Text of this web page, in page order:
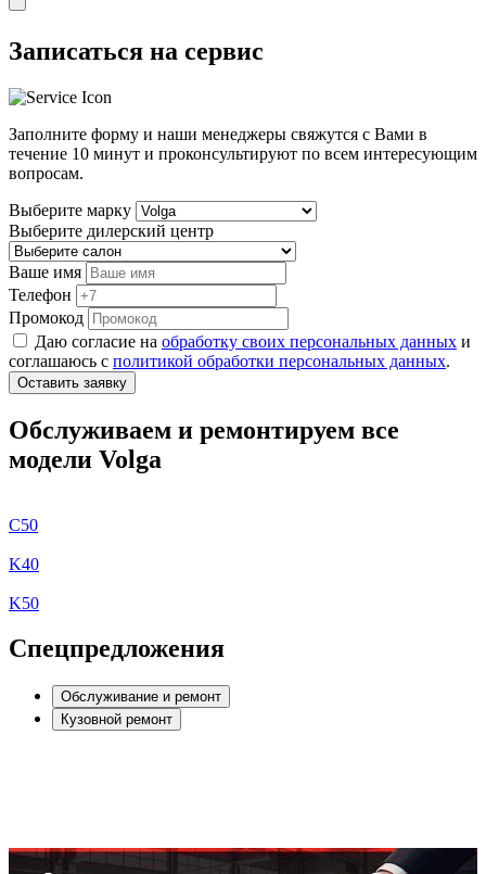
Записаться на сервис
Заполните форму и наши менеджеры свяжутся с Вами в
течение 10 минут и проконсультируют по всем интересующим
вопросам.
Выберите марку
Выберите дилерский центр
Ваше имя
Телефон
Промокод
Даю согласие на обработку своих персональных данных и
соглашаюсь с политикой обработки персональных данных.
Оставить заявку
Обслуживаем и ремонтируем все
модели Volga
C50
K40
K50
Спецпредложения
Обслуживание и ремонт
Кузовной ремонт